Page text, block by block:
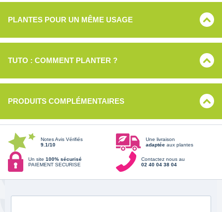
PLANTES POUR UN MÊME USAGE
TUTO : COMMENT PLANTER ?
PRODUITS COMPLÉMENTAIRES
Notes Avis Vérifiés
9.1/10
Une livraison
adaptée aux plantes
Un site 100% sécurisé
PAIEMENT SECURISE
Contactez nous au
02 40 04 38 04